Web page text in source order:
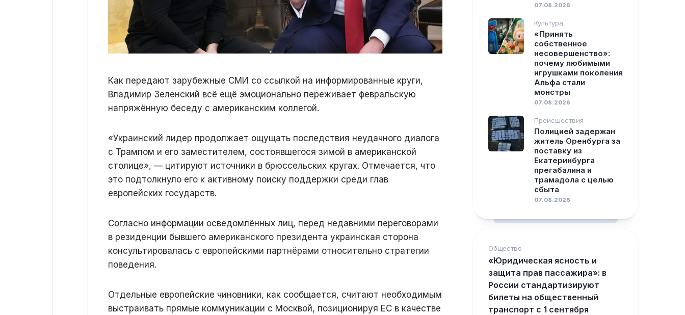
Как передают зарубежные СМИ со ссылкой на информированные круги,
Владимир Зеленский всё ещё эмоционально переживает февральскую
напряжённую беседу с американским коллегой.
«Украинский лидер продолжает ощущать последствия неудачного диалога
с Трампом и его заместителем, состоявшегося зимой в американской
столице», — цитируют источники в брюссельских кругах. Отмечается, что
это подтолкнуло его к активному поиску поддержки среди глав
европейских государств.
Согласно информации осведомлённых лиц, перед недавними переговорами
в резиденции бывшего американского президента украинская сторона
консультировалась с европейскими партнёрами относительно стратегии
поведения.
Отдельные европейские чиновники, как сообщается, считают необходимым
выстраивать прямые коммуникации с Москвой, позиционируя ЕС в качестве
07.08.2026
Культура
«Принять
собственное
несовершенство»:
почему любимыми
игрушками поколения
Альфа стали
монстры
07.08.2026
Происшествия
Полицией задержан
житель Оренбурга за
поставку из
Екатеринбурга
прегабалина и
трамадола с целью
сбыта
07.08.2026
Общество
«Юридическая ясность и
защита прав пассажира»: в
России стандартизируют
билеты на общественный
транспорт с 1 сентября